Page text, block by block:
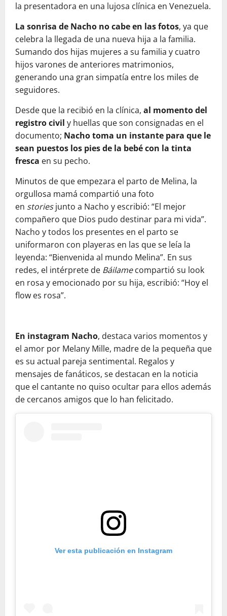
la presentadora en una lujosa clínica en Venezuela.
La sonrisa de Nacho no cabe en las fotos, ya que
celebra la llegada de una nueva hija a la familia.
Sumando dos hijas mujeres a su familia y cuatro
hijos varones de anteriores matrimonios,
generando una gran simpatía entre los miles de
seguidores.
Desde que la recibió en la clínica, al momento del
registro civil y huellas que son consignadas en el
documento; Nacho toma un instante para que le
sean puestos los pies de la bebé con la tinta
fresca en su pecho.
Minutos de que empezara el parto de Melina, la
orgullosa mamá compartió una foto
en storiesjunto a Nacho y escribió: “El mejor
compañero que Dios pudo destinar para mi vida”.
Nacho y todos los presentes en el parto se
uniformaron con playeras en las que se leía la
leyenda: “Bienvenida al mundo Melina”. En sus
redes, el intérprete de Báilamecompartió su look
en rosa y emocionado por su hija, escribió: “Hoy el
flow es rosa”.
En instagram Nacho, destaca varios momentos y
el amor por Melany Mille, madre de la pequeña que
es su actual pareja sentimental. Regalos y
mensajes de fanáticos, se destacan en la noticia
que el cantante no quiso ocultar para ellos además
de cercanos amigos que lo han felicitado.
Ver esta publicación en Instagram